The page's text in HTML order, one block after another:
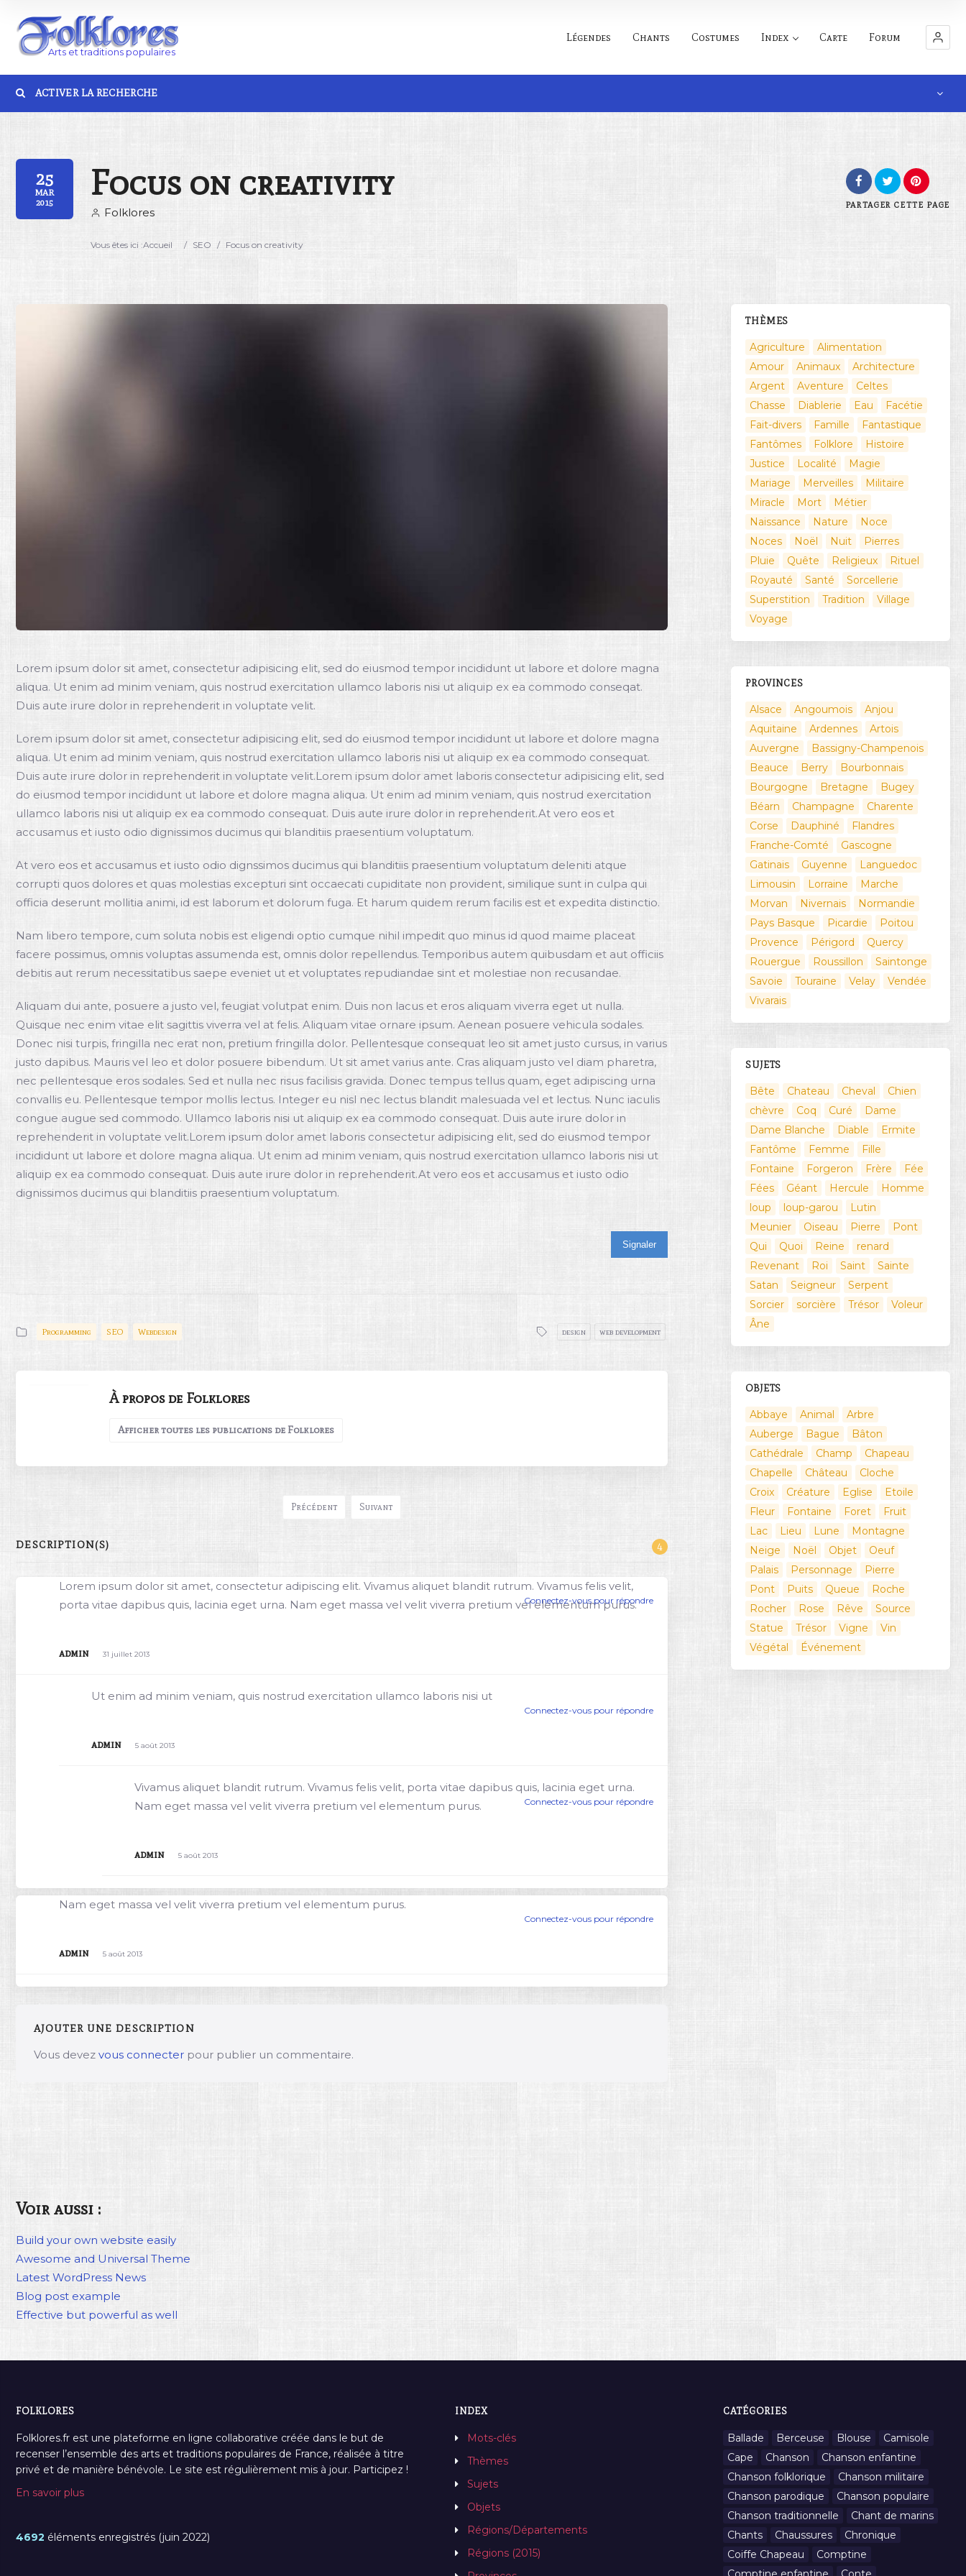
Légendes Chants Costumes Index Carte Forum
ACTIVER LA RECHERCHE
25
MAR
2015
Focus on creativity
Folklores
Vous êtes ici :Accueil / SEO / Focus on creativity
PARTAGER CETTE PAGE
Lorem ipsum dolor sit amet, consectetur adipisicing elit, sed do eiusmod tempor incididunt ut labore et dolore magna
aliqua. Ut enim ad minim veniam, quis nostrud exercitation ullamco laboris nisi ut aliquip ex ea commodo conseqat.
Duis aute irure dolor in reprehenderit in voluptate velit.
Lorem ipsum dolor sit amet, consectetur adipisicing elit, sed do eiusmod tempor incididunt ut labore et dolore magna
aliqua. Ut enim ad minim veniam, quis nostrud exercitation ullamco laboris nisi ut aliquip ex ea commodo consequat.
Duis aute irure dolor in reprehenderit in voluptate velit.Lorem ipsum dolor amet laboris consectetur adipisicing elit, sed
do eiusmod tempor incididunt ut labore et dolore magna aliqua. Ut enim ad minim veniam, quis nostrud exercitation
ullamco laboris nisi ut aliquip ex ea commodo consequat. Duis aute irure dolor in reprehenderit.At vero eos et
accusamus et iusto odio dignissimos ducimus qui blanditiis praesentium voluptatum.
At vero eos et accusamus et iusto odio dignssimos ducimus qui blanditiis praesentium voluptatum deleniti atque
corrupti quos dolores et quas molestias excepturi sint occaecati cupiditate non provident, similique sunt in culpa qui
officia deserunt mollitia animi, id est laborum et dolorum fuga. Et harum quidem rerum facilis est et expedita distinctio.
Nam libero tempore, cum soluta nobis est eligendi optio cumque nihil impedit quo minus id quod maime placeat
facere possimus, omnis voluptas assumenda est, omnis dolor repellendus. Temporibus autem quibusdam et aut officiis
debitis aut rerum necessitatibus saepe eveniet ut et voluptates repudiandae sint et molestiae non recusandae.
Aliquam dui ante, posuere a justo vel, feugiat volutpat enim. Duis non lacus et eros aliquam viverra eget ut nulla.
Quisque nec enim vitae elit sagittis viverra vel at felis. Aliquam vitae ornare ipsum. Aenean posuere vehicula sodales.
Donec nisi turpis, fringilla nec erat non, pretium fringilla dolor. Pellentesque consequat leo sit amet justo cursus, in varius
justo dapibus. Mauris vel leo et dolor posuere bibendum. Ut sit amet varius ante. Cras aliquam justo vel diam pharetra,
nec pellentesque eros sodales. Sed et nulla nec risus facilisis gravida. Donec tempus tellus quam, eget adipiscing urna
convallis eu. Pellentesque tempor mollis lectus. Integer eu nisl nec lectus blandit malesuada vel et lectus. Nunc iaculis
congue augue sed commodo. Ullamco laboris nisi ut aliquip ex ea commodo consequat. Duis aute irure dolor in
reprehenderit in voluptate velit.Lorem ipsum dolor amet laboris consectetur adipisicing elit, sed do eiusmod tempor
incididunt ut labore et dolore magna aliqua. Ut enim ad minim veniam, quis nostrud exercitation ullamco laboris nisi ut
aliquip ex ea commodo consequat. Duis aute irure dolor in reprehenderit.At vero eos et accusamus et iusto odio
dignissimos ducimus qui blanditiis praesentium voluptatum.
Signaler
Programming SEO Webdesign design web development
À propos de Folklores
Afficher toutes les publications de Folklores
Précédent Suivant
DESCRIPTION(S) 4
Lorem ipsum dolor sit amet, consectetur adipiscing elit. Vivamus aliquet blandit rutrum. Vivamus felis velit,
porta vitae dapibus quis, lacinia eget urna. Nam eget massa vel velit viverra pretium vel elementum purus.
admin 31 juillet 2013
Connectez-vous pour répondre
Ut enim ad minim veniam, quis nostrud exercitation ullamco laboris nisi ut
admin 5 août 2013
Connectez-vous pour répondre
Vivamus aliquet blandit rutrum. Vivamus felis velit, porta vitae dapibus quis, lacinia eget urna.
Nam eget massa vel velit viverra pretium vel elementum purus.
admin 5 août 2013
Connectez-vous pour répondre
Nam eget massa vel velit viverra pretium vel elementum purus.
admin 5 août 2013
Connectez-vous pour répondre
AJOUTER UNE DESCRIPTION
Vous devez vous connecter pour publier un commentaire.
THÈMES
Agriculture
Alimentation
Amour
Animaux
Architecture
Argent
Aventure
Celtes
Chasse
Diablerie Eau
Facétie
Fait-divers
Famille
Fantastique
Fantômes
Folklore
Histoire
Justice
Localité
Magie
Mariage
Merveilles
Militaire
Miracle
Mort
Métier
Naissance
Nature
Noce
Noces
Noël Nuit
Pierres
Pluie
Quête Religieux
Rituel
Royauté
Santé
Sorcellerie
Superstition
Tradition
Village
Voyage
PROVINCES
Alsace Angoumois
Anjou
Aquitaine
Ardennes
Artois
Auvergne
Bassigny-Champenois
Beauce
Berry
Bourbonnais
Bourgogne
Bretagne
Bugey
Béarn
Champagne
Charente
Corse
Dauphiné
Flandres
Franche-Comté
Gascogne
Gatinais
Guyenne
Languedoc
Limousin
Lorraine
Marche
Morvan
Nivernais
Normandie
Pays Basque
Picardie
Poitou
Provence
Périgord
Quercy
Rouergue
Roussillon
Saintonge
Savoie
Touraine Velay
Vendée
Vivarais
SUJETS
Bête Chateau Cheval
Chien
chèvre
Coq Curé
Dame
Dame Blanche
Diable
Ermite
Fantôme
Femme
Fille
Fontaine
Forgeron Frère
Fée
Fées
Géant Hercule
Homme
loup
loup-garou
Lutin
Meunier
Oiseau Pierre
Pont
Qui
Quoi Reine
renard
Revenant
Roi Saint
Sainte
Satan
Seigneur
Serpent
Sorcier
sorcière Trésor
Voleur
Âne
OBJETS
Abbaye Animal
Arbre
Auberge
Bague
Bâton
Cathédrale
Champ
Chapeau
Chapelle
Château
Cloche
Croix
Créature Eglise
Etoile
Fleur
Fontaine Foret
Fruit
Lac
Lieu Lune
Montagne
Neige
Noël Objet
Oeuf
Palais
Personnage
Pierre
Pont
Puits Queue
Roche
Rocher
Rose Rêve
Source
Statue
Trésor Vigne
Vin
Végétal
Événement
Voir aussi :
Build your own website easily
Awesome and Universal Theme
Latest WordPress News
Blog post example
Effective but powerful as well
FOLKLORES
Folklores.fr est une plateforme en ligne collaborative créée dans le but de
recenser l’ensemble des arts et traditions populaires de France, réalisée à titre
privé et de manière bénévole. Le site est régulièrement mis à jour. Participez !
En savoir plus
4692 éléments enregistrés (juin 2022)
INDEX
Mots-clés
Thèmes
Sujets
Objets
Régions/Départements
Régions (2015)
CATÉGORIES
Ballade Berceuse Blouse
Camisole
Cape
Chanson
Chanson enfantine
Chanson folklorique
Chanson militaire
Chanson parodique
Chanson populaire
Chanson traditionnelle
Chant de marins
Chants
Chaussures
Chronique
Coiffe Chapeau
Comptine